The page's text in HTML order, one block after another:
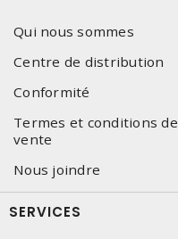
Qui nous sommes
Centre de distribution
Conformité
Termes et conditions de
vente
Nous joindre
SERVICES